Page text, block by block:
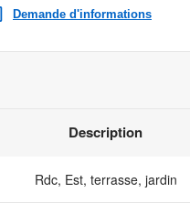
un séjour de plus de
unique, entre vie élégante,
Demande d'informations
Description
Rdc, Est, terrasse, jardin